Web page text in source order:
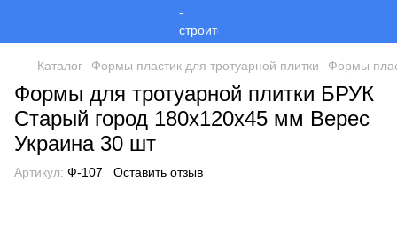
Каталог Формы пластик для тротуарной плитки Формы
Формы для тротуарной плитки БРУК
Старый город 180х120х45 мм Верес
Украина 30 шт
Артикул: Ф-107 Оставить отзыв